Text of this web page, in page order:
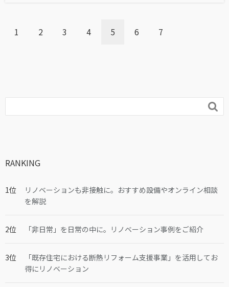
1 2 3 4 5 6 7

RANKING
リノベーションも非接触に。おすすめ設備やオンライン相談
を解説
「非日常」を日常の中に。リノベーション事例をご紹介
「既存住宅における断熱リフォーム支援事業」を活用してお
得にリノベーション